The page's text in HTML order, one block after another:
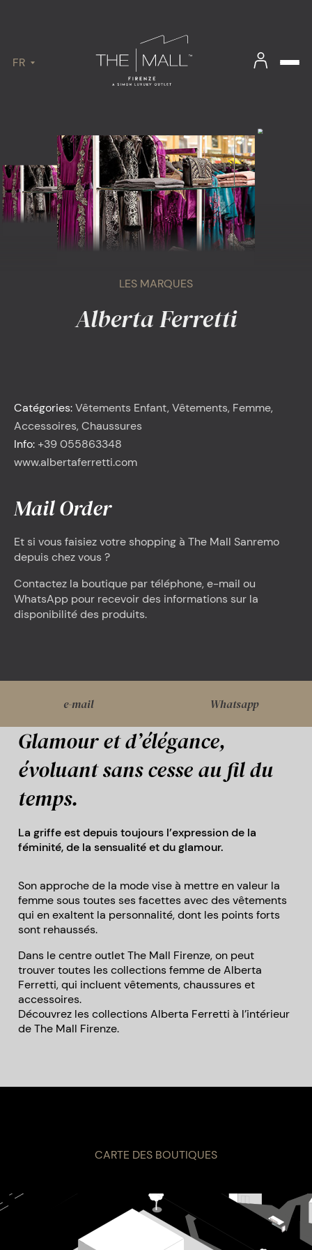
FR
LES MARQUES
Alberta Ferretti
Catégories:Vêtements Enfant, Vêtements, Femme,
Accessoires, Chaussures
Info: +39 055863348
www.albertaferretti.com
Mail Order
Et si vous faisiez votre shopping à The Mall Sanremo
depuis chez vous ?
Contactez la boutique par téléphone, e-mail ou
WhatsApp pour recevoir des informations sur la
disponibilité des produits.
e-mail Whatsapp
Glamour et d’élégance,
évoluant sans cesse au fil du
temps.
La griffe est depuis toujours l’expression de la
féminité, de la sensualité et du glamour.
Son approche de la mode vise à mettre en valeur la
femme sous toutes ses facettes avec des vêtements
qui en exaltent la personnalité, dont les points forts
sont rehaussés.
Dans le centre outlet The Mall Firenze, on peut
trouver toutes les collections femme de Alberta
Ferretti, qui incluent vêtements, chaussures et
accessoires.
Découvrez les collections Alberta Ferretti à l’intérieur
de The Mall Firenze.
CARTE DES BOUTIQUES